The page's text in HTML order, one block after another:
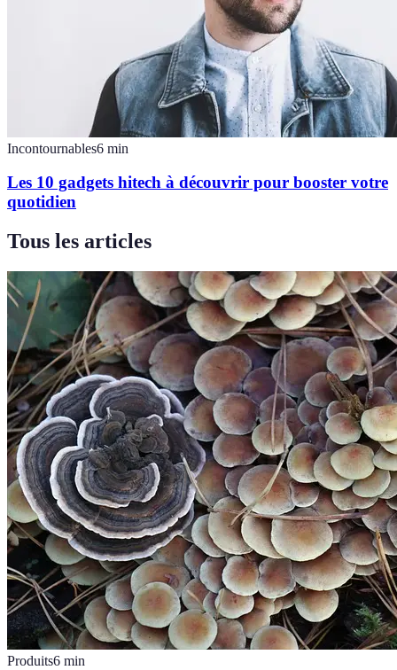
Incontournables6 min
Les 10 gadgets hitech à découvrir pour booster votre
quotidien
Tous les articles
Produits6 min